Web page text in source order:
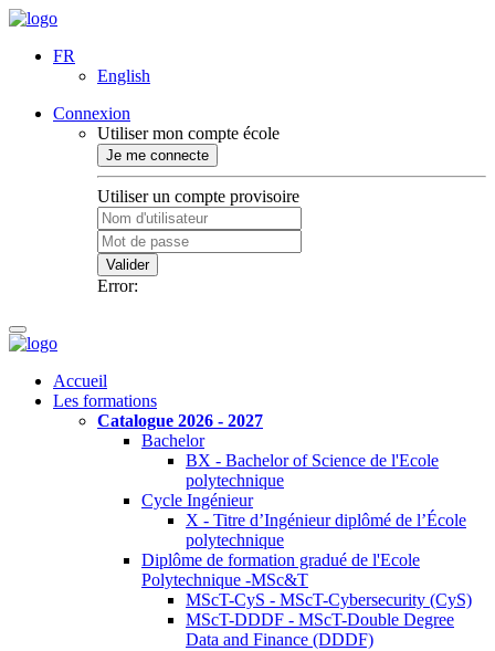
FR
English
Connexion
Utiliser mon compte école
Je me connecte
Utiliser un compte provisoire
Valider
Error:
Accueil
Les formations
Catalogue 2026 - 2027
Bachelor
BX - Bachelor of Science de l'Ecole
polytechnique
Cycle Ingénieur
X - Titre d’Ingénieur diplômé de l’École
polytechnique
Diplôme de formation gradué de l'Ecole
Polytechnique -MSc&T
MScT-CyS - MScT-Cybersecurity (CyS)
MScT-DDDF - MScT-Double Degree
Data and Finance (DDDF)